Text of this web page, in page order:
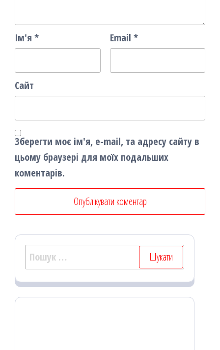
Ім'я * Email *
Сайт
Зберегти моє ім'я, e-mail, та адресу сайту в
цьому браузері для моїх подальших
коментарів.
Пошук: